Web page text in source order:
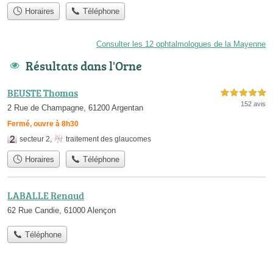
Horaires Téléphone
Consulter les 12 ophtalmologues de la Mayenne
Résultats dans l'Orne
BEUSTE Thomas
2 Rue de Champagne, 61200 Argentan
Fermé, ouvre à 8h30
5,0 étoiles sur 5
152 avis
secteur 2 traitement des glaucomes
Horaires Téléphone
LABALLE Renaud
62 Rue Candie, 61000 Alençon
Téléphone